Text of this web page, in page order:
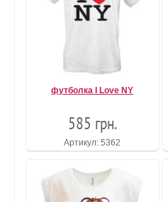
футболка I Love NY
585 грн.
Артикул: 5362